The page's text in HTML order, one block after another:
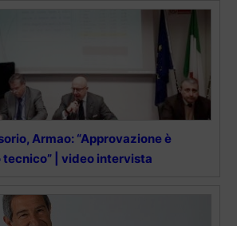
Armao: “Approvazione è
| video intervista